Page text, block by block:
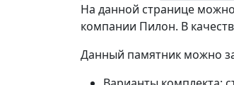
На данной странице
компании Пилон. В
Данный памятник можно